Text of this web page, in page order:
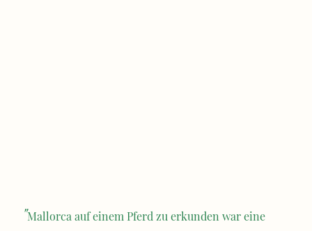
"Mallorca auf einem Pferd zu erkunden war eine